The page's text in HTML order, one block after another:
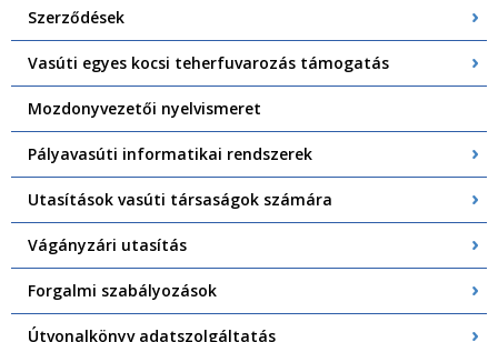
Szerződések
Vasúti egyes kocsi teherfuvarozás támogatás
Mozdonyvezetői nyelvismeret
Pályavasúti informatikai rendszerek
Utasítások vasúti társaságok számára
Vágányzári utasítás
Forgalmi szabályozások
Útvonalkönyv adatszolgáltatás